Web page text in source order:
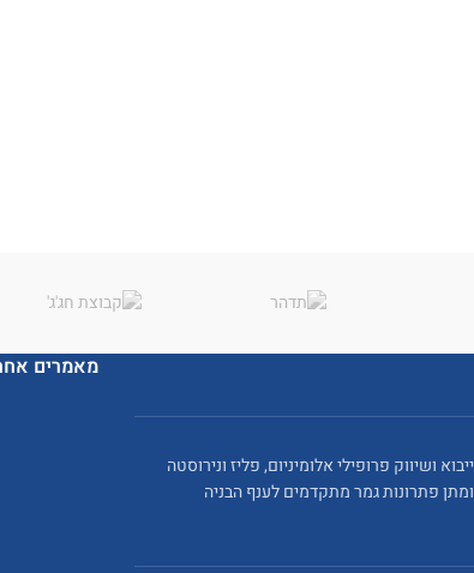
ייבוא ושיווק פרופילי אלומיניום, פליז ונירוסטה
ומתן פתרונות גמר מתקדמים לענף הבניה
מאמרים